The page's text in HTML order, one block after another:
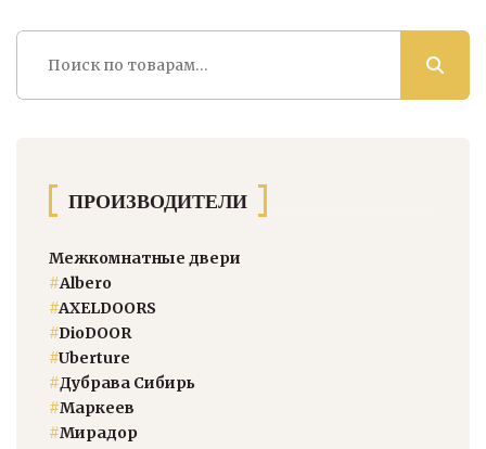
Искать:
ПРОИЗВОДИТЕЛИ
Межкомнатные двери
#Albero
#AXELDOORS
#DioDOOR
#Uberture
#Дубрава Сибирь
#Маркеев
#Мирадор